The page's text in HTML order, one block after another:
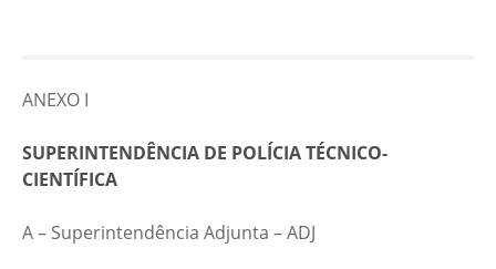
ANEXO I
SUPERINTENDÊNCIA DE POLÍCIA TÉCNICO-
CIENTÍFICA
A – Superintendência Adjunta – ADJ